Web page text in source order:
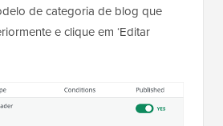
de categoria de blog que
e clique em ‘Editar